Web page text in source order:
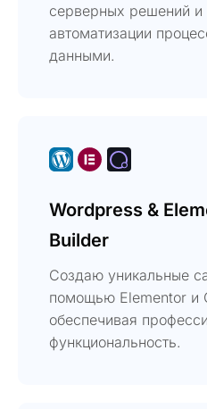
серверных решений и
автоматизации
данными.
Wordpress &
Builder
Создаю уникальные
помощью Elementor и
обеспечивая
функциональность.